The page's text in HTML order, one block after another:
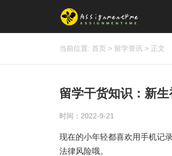
当前位置: 首页 > 留学资讯 > 正文
留学干货知识：新
时间：2022-9-21
现在的小年轻都喜欢用手机记
法律风险哦。